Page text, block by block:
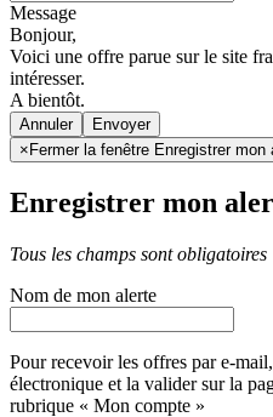
Message
Bonjour,
Voici une offre parue sur le site
intéresser.
A bientôt.
Annuler
× Fermer la fenêtre Enregistrer mon
Enregistrer mon
Tous les champs sont obligatoires
Nom de mon alerte
Pour recevoir les offres par e-
électronique et la valider sur la
rubrique « Mon compte »